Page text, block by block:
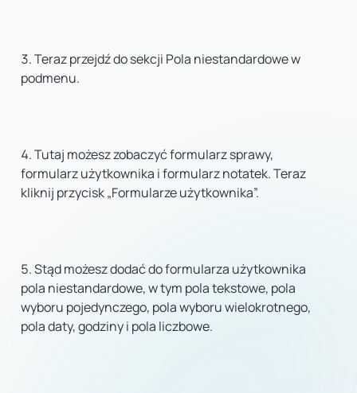
Teraz przejdź do sekcji Pola niestandardowe w
podmenu.
Tutaj możesz zobaczyć formularz sprawy,
formularz użytkownika i formularz notatek. Teraz
kliknij przycisk „Formularze użytkownika”.
Stąd możesz dodać do formularza użytkownika
pola niestandardowe, w tym pola tekstowe, pola
wyboru pojedynczego, pola wyboru wielokrotnego,
pola daty, godziny i pola liczbowe.